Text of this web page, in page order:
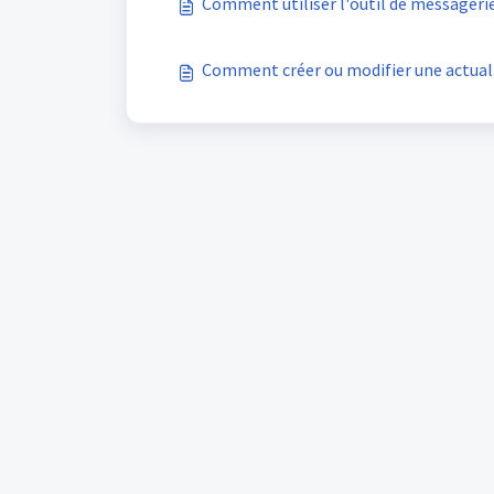
Comment créer ou modifier une